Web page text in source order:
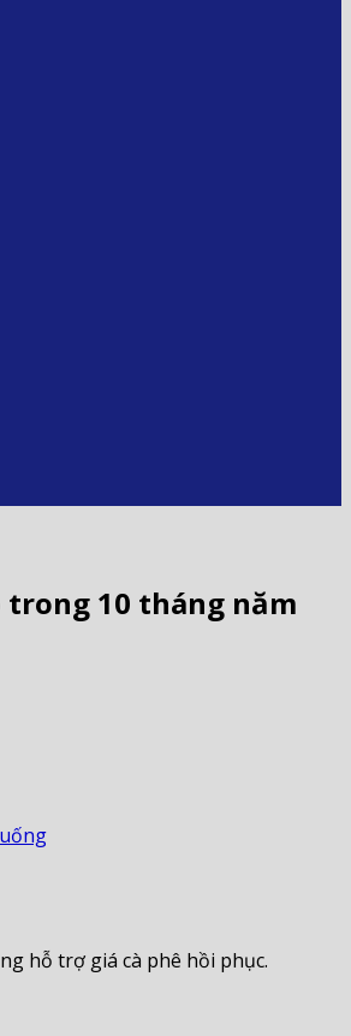
10 tháng năm
hỗ trợ giá cà phê hồi phục.